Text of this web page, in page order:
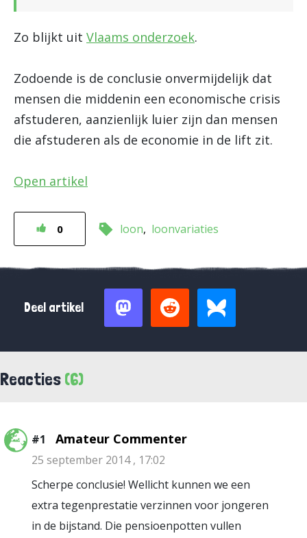
Zo blijkt uit Vlaams onderzoek.
Zodoende is de conclusie onvermijdelijk dat
mensen die middenin een economische crisis
afstuderen, aanzienlijk luier zijn dan mensen
die afstuderen als de economie in de lift zit.
Open artikel
0 loon loonvariaties
Deel artikel
Reacties (6)
#1 Amateur Commenter
25 september 2014 , 17:02
Scherpe conclusie! Wellicht kunnen we een
extra tegenprestatie verzinnen voor jongeren
in de bijstand. Die pensioenpotten vullen